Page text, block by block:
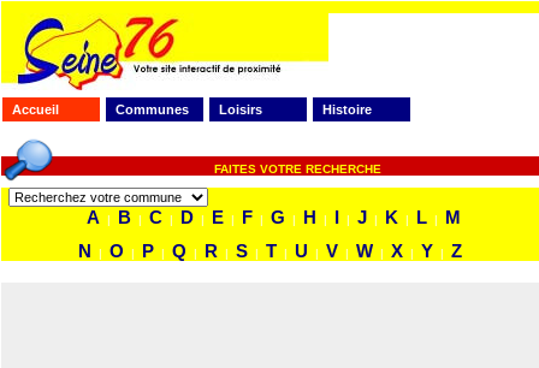
Accueil Communes Loisirs Histoire
FAITES VOTRE RECHERCHE
A | B | C | D | E | F | G | H | I | J | K | L |
M
N
| O | P | Q | R | S | T | U | V | W | X | Y | Z